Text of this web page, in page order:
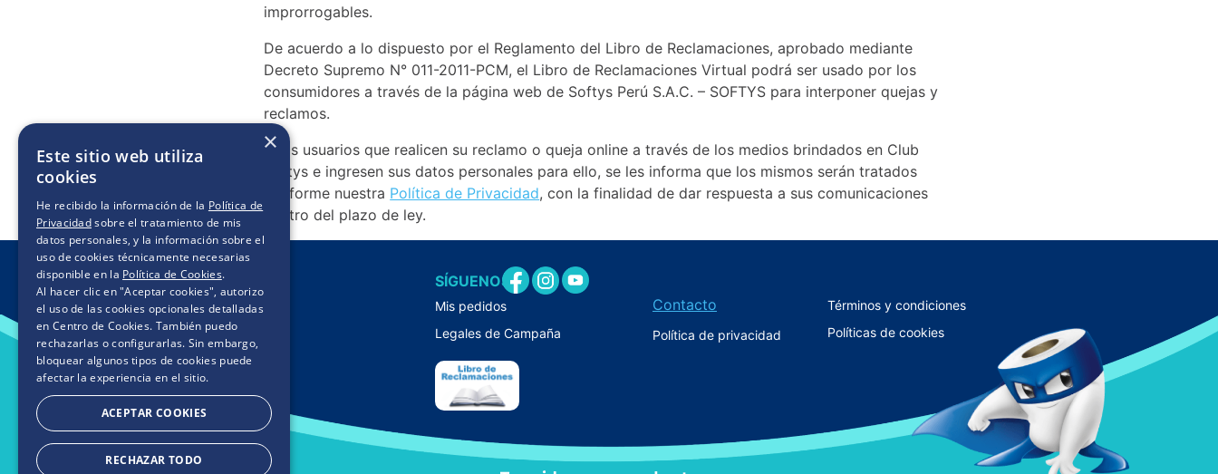
improrrogables.
De acuerdo a lo dispuesto por el Reglamento del Libro de Reclamaciones, aprobado mediante
Decreto Supremo N° 011-2011-PCM, el Libro de Reclamaciones Virtual podrá ser usado por los
consumidores a través de la página web de Softys Perú S.A.C. – SOFTYS para interponer quejas y
reclamos.
A los usuarios que realicen su reclamo o queja online a través de los medios brindados en Club
Softys e ingresen sus datos personales para ello, se les informa que los mismos serán tratados
conforme nuestra Política de Privacidad, con la finalidad de dar respuesta a sus comunicaciones
dentro del plazo de ley.
SÍGUENOS
Mis pedidos
Legales de Campaña
Contacto
Política de privacidad
Términos y condiciones
Políticas de cookies
×
Este sitio web utiliza
cookies
He recibido la información de la Política de
Privacidadsobre el tratamiento de mis
datos personales, y la información sobre el
uso de cookies técnicamente necesarias
disponible en la Política de Cookies.
Al hacer clic en "Aceptar cookies", autorizo
el uso de las cookies opcionales detalladas
en Centro de Cookies. También puedo
rechazarlas o configurarlas. Sin embargo,
bloquear algunos tipos de cookies puede
afectar la experiencia en el sitio.
ACEPTAR COOKIES
RECHAZAR TODO